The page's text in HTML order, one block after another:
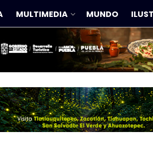
MULTIMEDIA MUNDO